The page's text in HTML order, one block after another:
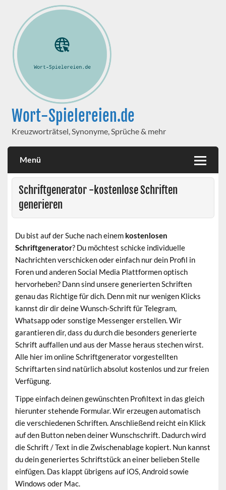
Wort-Spielereien.de
Kreuzworträtsel, Synonyme, Sprüche & mehr
Menü
Schriftgenerator -kostenlose Schriften
generieren
Du bist auf der Suche nach einem kostenlosen
Schriftgenerator? Du möchtest schicke individuelle
Nachrichten verschicken oder einfach nur dein Profil in
Foren und anderen Social Media Plattformen optisch
hervorheben? Dann sind unsere generierten Schriften
genau das Richtige für dich. Denn mit nur wenigen Klicks
kannst dir dir deine Wunsch-Schrift für Telegram,
Whatsapp oder sonstige Messenger erstellen. Wir
garantieren dir, dass du durch die besonders generierte
Schrift auffallen und aus der Masse heraus stechen wirst.
Alle hier im online Schriftgenerator vorgestellten
Schriftarten sind natürlich absolut kostenlos und zur freien
Verfügung.
Tippe einfach deinen gewünschten Profiltext in das gleich
hierunter stehende Formular. Wir erzeugen automatisch
die verschiedenen Schriften. Anschließend reicht ein Klick
auf den Button neben deiner Wunschschrift. Dadurch wird
die Schrift / Text in die Zwischenablage kopiert. Nun kannst
du dein generiertes Schriftstück an einer belieben Stelle
einfügen. Das klappt übrigens auf iOS, Android sowie
Windows oder Mac.